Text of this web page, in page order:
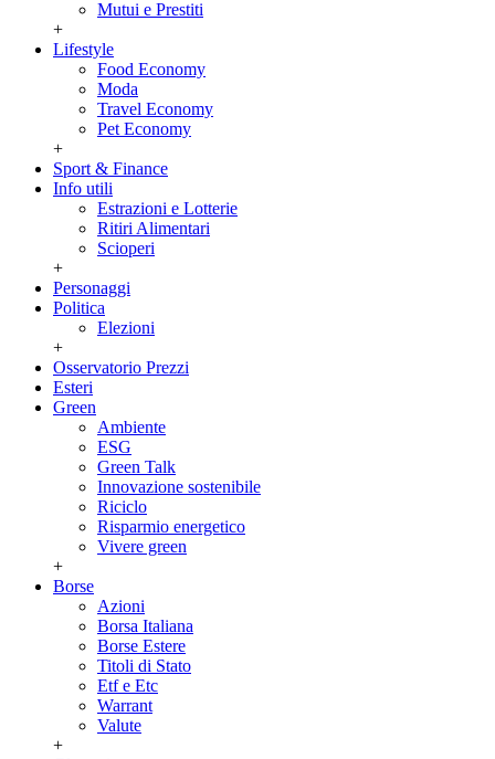
Mutui e Prestiti
+
Lifestyle
Food Economy
Moda
Travel Economy
Pet Economy
+
Sport & Finance
Info utili
Estrazioni e Lotterie
Ritiri Alimentari
Scioperi
+
Personaggi
Politica
Elezioni
+
Osservatorio Prezzi
Esteri
Green
Ambiente
ESG
Green Talk
Innovazione sostenibile
Riciclo
Risparmio energetico
Vivere green
+
Borse
Azioni
Borsa Italiana
Borse Estere
Titoli di Stato
Etf e Etc
Warrant
Valute
+